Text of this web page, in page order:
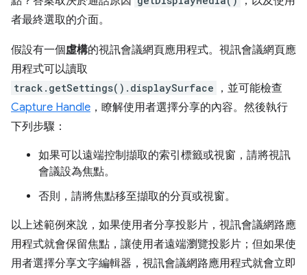
者最終選取的介面。
假設有一個虛構的視訊會議網頁應用程式。視訊會議網頁應
用程式可以讀取
track.getSettings().displaySurface
，並可能檢查
Capture Handle ，瞭解使用者選擇分享的內容。然後執行
下列步驟：
如果可以遠端控制擷取的索引標籤或視窗，請將視訊
會議設為焦點。
否則，請將焦點移至擷取的分頁或視窗。
以上述範例來說，如果使用者分享投影片，視訊會議網路應
用程式就會保留焦點，讓使用者遠端瀏覽投影片；但如果使
用者選擇分享文字編輯器，視訊會議網路應用程式就會立即